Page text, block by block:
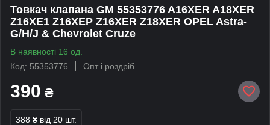
Товкач клапана GM 55353776 A16XER A18XER
Z16XE1 Z16XEP Z16XER Z18XER OPEL Astra-
G/H/J & Chevrolet Cruze
В наявності 16 од.
Код: 55353776
Опт і роздріб
390 ₴
388 ₴ від 20 шт.